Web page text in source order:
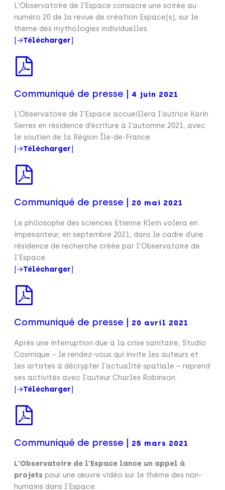
L'Observatoire de l'Espace consacre une soirée au
numéro 20 de la revue de création Espace(s), sur le
thème des mythologies individuelles.
[→Télécharger]
Communiqué de presse | 4 juin 2021
L’Observatoire de l’Espace accueillera l’autrice Karin
Serres en résidence d’écriture à l’automne 2021, avec
le soutien de la Région Île-de-France.
[→Télécharger]
Communiqué de presse | 20 mai 2021
Le philosophe des sciences Etienne Klein volera en
impesanteur, en septembre 2021, dans le cadre d’une
résidence de recherche créée par l’Observatoire de
l’Espace.
[→Télécharger]
Communiqué de presse | 20 avril 2021
Après une interruption due à la crise sanitaire, Studio
Cosmique – le rendez-vous qui invite les auteurs et
les artistes à décrypter l’actualité spatiale – reprend
ses activités avec l'auteur Charles Robinson.
[→Télécharger]
Communiqué de presse | 25 mars 2021
L'Observatoire de l'Espace lance un appel à
projets pour une œuvre vidéo sur le thème des non-
humains dans l'Espace.